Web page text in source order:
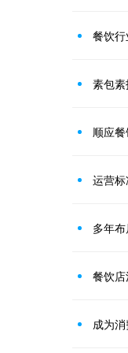
餐饮
素包
顺应
运营
多年
餐饮店
成为